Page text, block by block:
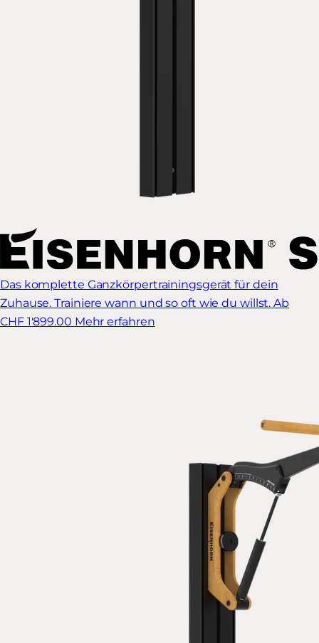
Das komplette Ganzkörpertrainingsgerät für dein
Zuhause. Trainiere wann und so oft wie du willst. Ab
CHF 1'899.00 Mehr erfahren